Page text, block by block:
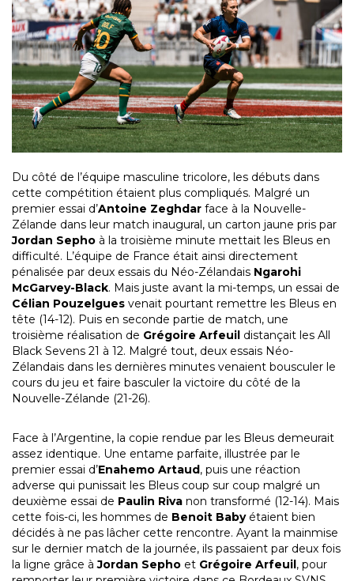
Du côté de l’équipe masculine tricolore, les débuts dans
cette compétition étaient plus compliqués. Malgré un
premier essai d’Antoine Zeghdar face à la Nouvelle-
Zélande dans leur match inaugural, un carton jaune pris par
Jordan Sepho à la troisième minute mettait les Bleus en
difficulté. L’équipe de France était ainsi directement
pénalisée par deux essais du Néo-Zélandais Ngarohi
McGarvey-Black. Mais juste avant la mi-temps, un essai de
Célian Pouzelgues venait pourtant remettre les Bleus en
tête (14-12). Puis en seconde partie de match, une
troisième réalisation de Grégoire Arfeuil distançait les All
Black Sevens 21 à 12. Malgré tout, deux essais Néo-
Zélandais dans les dernières minutes venaient bousculer le
cours du jeu et faire basculer la victoire du côté de la
Nouvelle-Zélande (21-26).
Face à l’Argentine, la copie rendue par les Bleus demeurait
assez identique. Une entame parfaite, illustrée par le
premier essai d’Enahemo Artaud, puis une réaction
adverse qui punissait les Bleus coup sur coup malgré un
deuxième essai de Paulin Riva non transformé (12-14). Mais
cette fois-ci, les hommes de Benoit Babyétaient bien
décidés à ne pas lâcher cette rencontre. Ayant la mainmise
sur le dernier match de la journée, ils passaient par deux fois
la ligne grâce àJordan Sepho et Grégoire Arfeuil, pour